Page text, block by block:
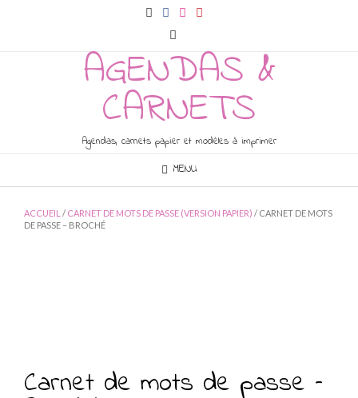
AGENDAS &
CARNETS
Agendas, carnets papier et modèles à imprimer
MENU
ACCUEIL / CARNET DE MOTS DE PASSE (VERSION PAPIER) / CARNET DE MOTS
DE PASSE – BROCHÉ
Carnet de mots de passe –